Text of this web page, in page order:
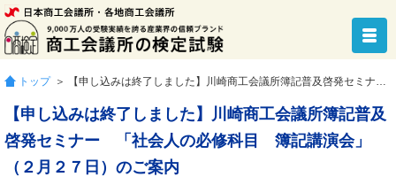
トップ ＞ 【申し込みは終了しました】川崎商工会議所簿記普及啓発セミナー 「社会人の必修科目 簿記講演会」（２月２７日）のご案内
【申し込みは終了しました】川崎商工会議所簿記普及
啓発セミナー 「社会人の必修科目 簿記講演会」
（２月２７日）のご案内